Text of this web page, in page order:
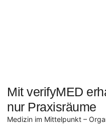
Mit verifyMED
nur Praxisräume
Medizin im Mittelpunkt –